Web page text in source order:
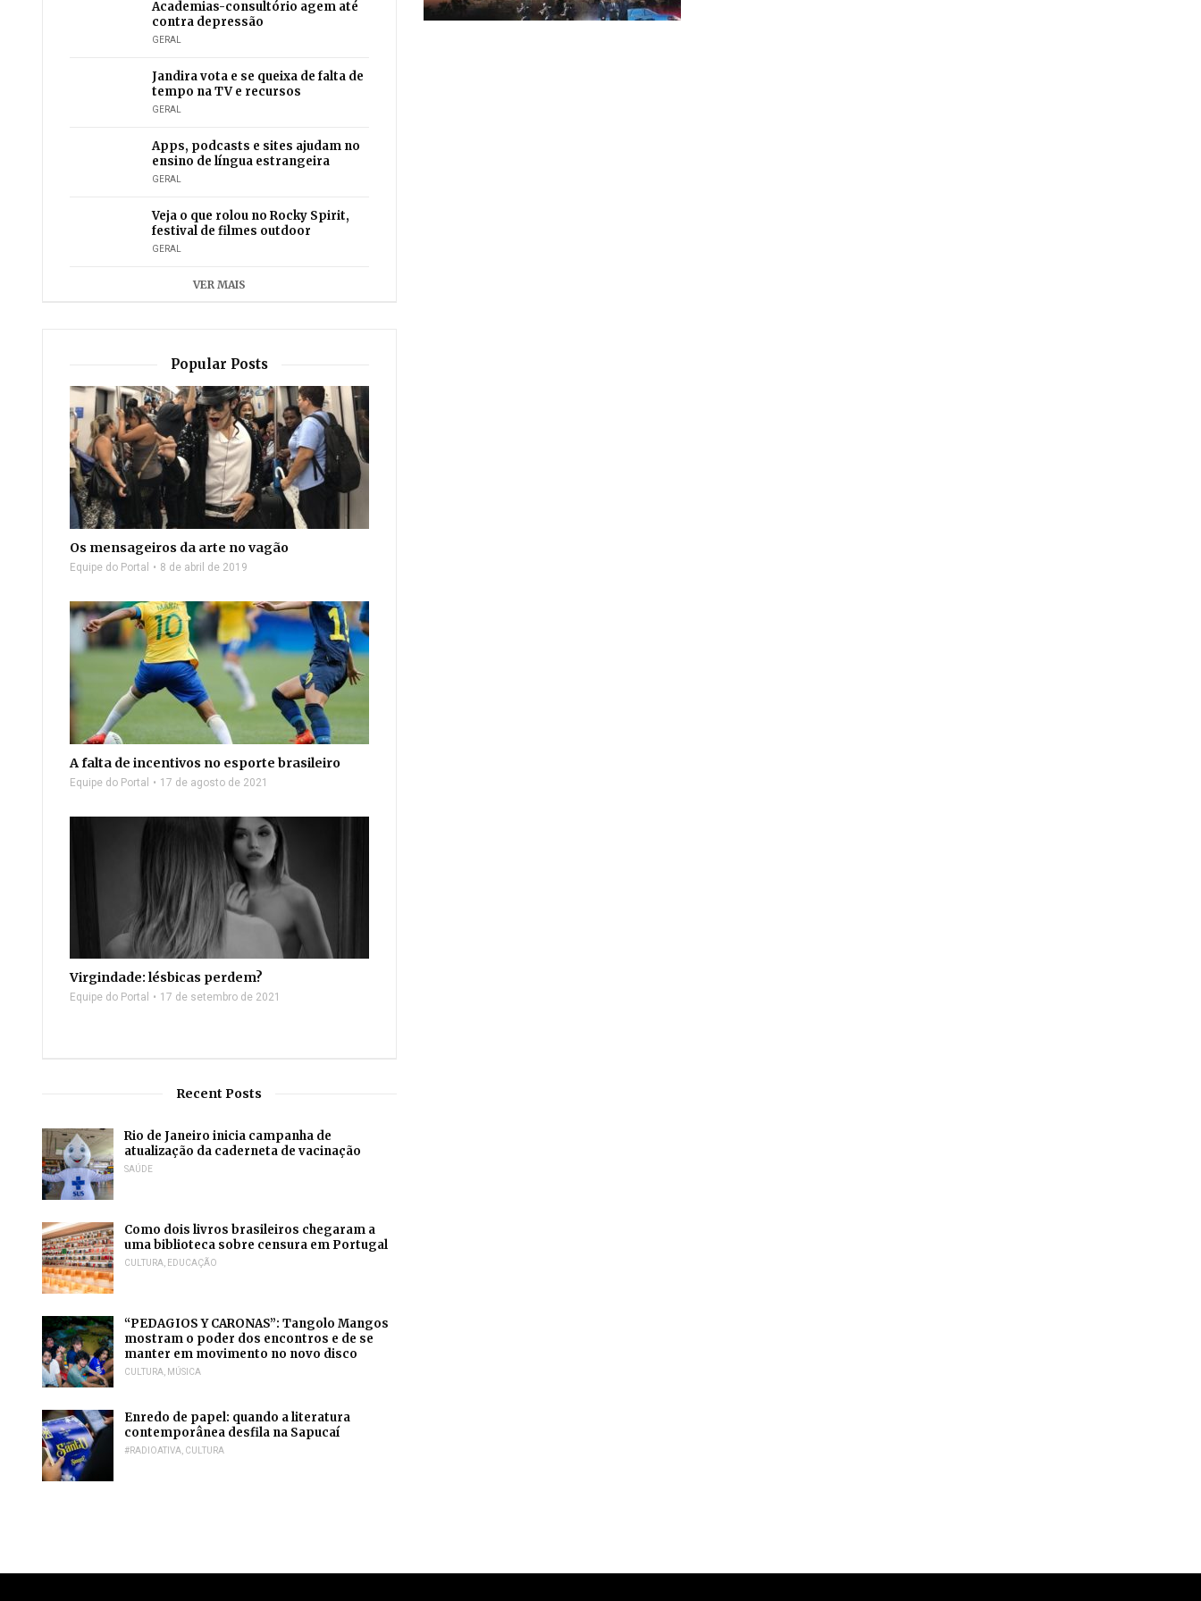
Academias-consultório agem até
contra depressão
GERAL
Jandira vota e se queixa de falta de
tempo na TV e recursos
GERAL
Apps, podcasts e sites ajudam no
ensino de língua estrangeira
GERAL
Veja o que rolou no Rocky Spirit,
festival de filmes outdoor
GERAL
VER MAIS
Popular Posts
Os mensageiros da arte no vagão
Equipe do Portal 8 de abril de 2019
A falta de incentivos no esporte brasileiro
Equipe do Portal 17 de agosto de 2021
Virgindade: lésbicas perdem?
Equipe do Portal 17 de setembro de 2021
Recent Posts
Rio de Janeiro inicia campanha de
atualização da caderneta de vacinação
SAÚDE
Como dois livros brasileiros chegaram a
uma biblioteca sobre censura em Portugal
CULTURA, EDUCAÇÃO
“PEDAGIOS Y CARONAS”: Tangolo Mangos
mostram o poder dos encontros e de se
manter em movimento no novo disco
CULTURA, MÚSICA
Enredo de papel: quando a literatura
contemporânea desfila na Sapucaí
#RADIOATIVA, CULTURA